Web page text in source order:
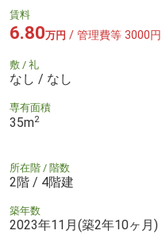
賃料
6.80万円 / 管理費等 3000円
敷 / 礼
なし / なし
専有面積
35m2
所在階 / 階数
2階 / 4階建
築年数
2023年11月(築2年10ヶ月)